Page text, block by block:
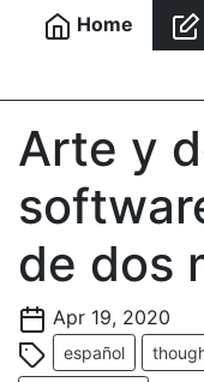
Home
Arte y
de dos
Apr 19, 2020
español